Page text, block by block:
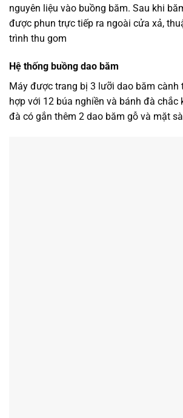
nguyên liệu vào buồng băm. Sau khi
được phun trực tiếp ra ngoài cửa xả,
trình thu gom
Hệ thống buồng dao băm
Máy được trang bị 3 lưỡi dao băm cành
hợp với 12 búa nghiền và bánh đà chắc
đà có gắn thêm 2 dao băm gỗ và mặt